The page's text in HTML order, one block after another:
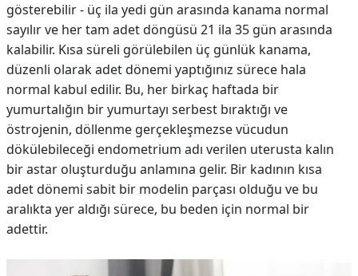
gösterebilir - üç ila yedi gün arasında kanama normal
sayılır ve her tam adet döngüsü 21 ila 35 gün arasında
kalabilir. Kısa süreli görülebilen üç günlük kanama,
düzenli olarak adet dönemi yaptığınız sürece hala
normal kabul edilir. Bu, her birkaç haftada bir
yumurtalığın bir yumurtayı serbest bıraktığı ve
östrojenin, döllenme gerçekleşmezse vücudun
dökülebileceği endometrium adı verilen uterusta kalın
bir astar oluşturduğu anlamına gelir. Bir kadının kısa
adet dönemi sabit bir modelin parçası olduğu ve bu
aralıkta yer aldığı sürece, bu beden için normal bir
adettir.